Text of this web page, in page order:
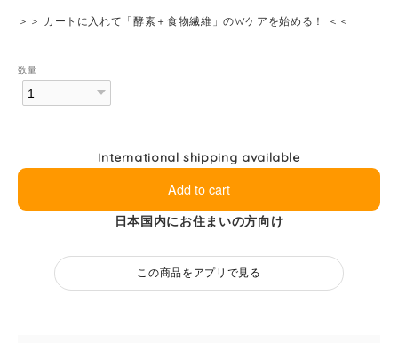
＞＞ カートに入れて「酵素＋食物繊維」のWケアを始める！ ＜＜
数量
International shipping available
Add to cart
日本国内にお住まいの方向け
この商品をアプリで見る